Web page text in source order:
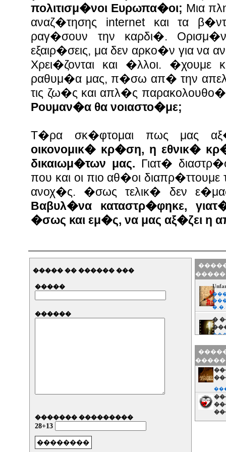
πολιτισμ�νοι Ευρωπα�οι; Μια
αναζ�τησης internet και τα
ραγ�σουν την καρδι�.
εξαιρ�σεις, μα δεν αρκο�ν για να
Χρει�ζονται και �λλοι.
ραθυμ�α μας, π�σω απ� την
τις ζω�ς και απλ�ς
Ρουμαν�α θα νοιαστο�με;
Τ�ρα σκ�φτομαι πως μας
οικονομικ� κρ�ση, η εθνικ�
δικαιωμ�των μας. Γιατ�
που και οι πιο αθ�οι
ανοχ�ς. �σως τελικ� δεν
Βαβυλ�να καταστρ�φηκε,
�σως και εμ�ς, να μας αξ�ζει η
����� �� ������ ���
�����
������
������� ���������
28+13
�